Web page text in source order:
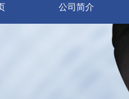
公司简介